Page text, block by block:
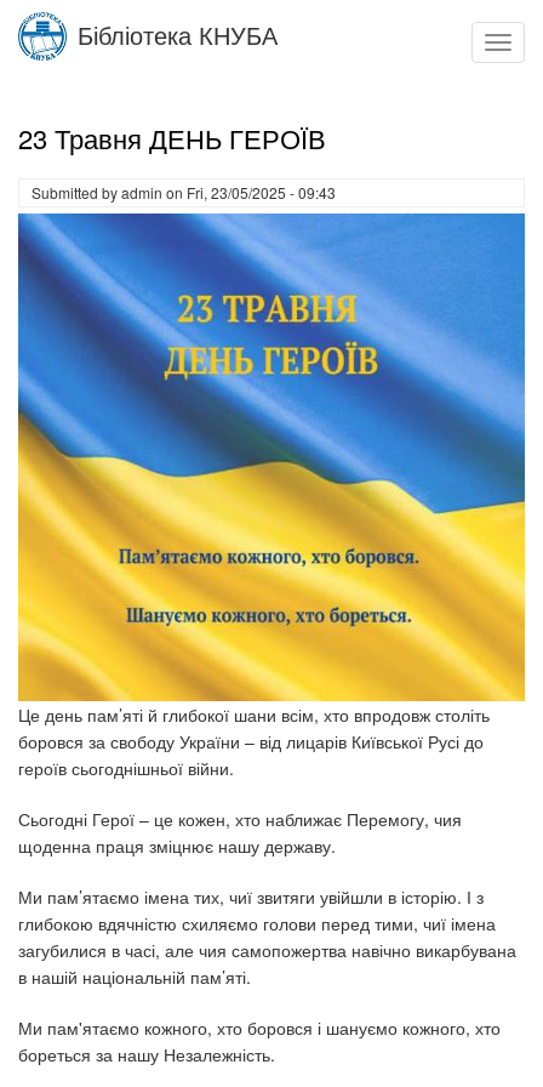
Skip
main
Бібліотека КНУБА
23 Травня ДЕНЬ ГЕРОЇВ
Submitted byadmin on Fri, 23/05/2025 - 09:43
Це день пам’яті й глибокої шани всім, хто впродовж століть
боровся за свободу України – від лицарів Київської Русі до
героїв сьогоднішньої війни.
Сьогодні Герої – це кожен, хто наближає Перемогу, чия
щоденна праця зміцнює нашу державу.
Ми пам’ятаємо імена тих, чиї звитяги увійшли в історію. І з
глибокою вдячністю схиляємо голови перед тими, чиї імена
загубилися в часі, але чия самопожертва навічно викарбувана
в нашій національній пам’яті.
Ми пам'ятаємо кожного, хто боровся і шануємо кожного, хто
бореться за нашу Незалежність.